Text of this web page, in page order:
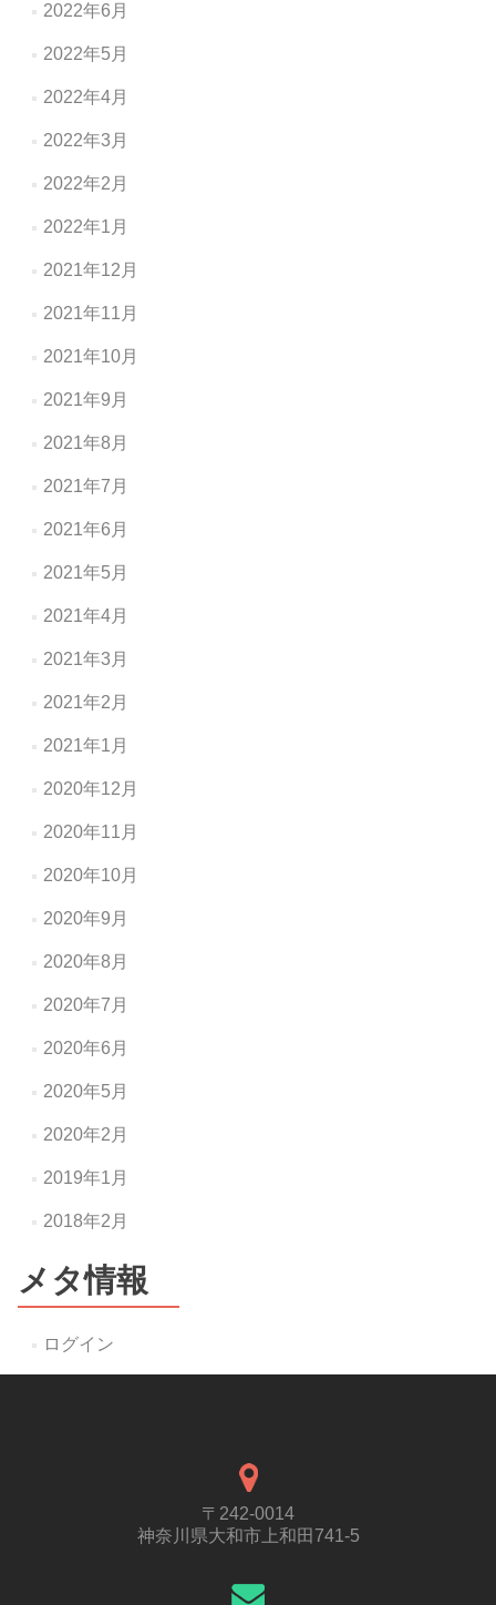
2022年6月
2022年5月
2022年4月
2022年3月
2022年2月
2022年1月
2021年12月
2021年11月
2021年10月
2021年9月
2021年8月
2021年7月
2021年6月
2021年5月
2021年4月
2021年3月
2021年2月
2021年1月
2020年12月
2020年11月
2020年10月
2020年9月
2020年8月
2020年7月
2020年6月
2020年5月
2020年2月
2019年1月
2018年2月
メタ情報
ログイン
〒242-0014
神奈川県大和市上和田741-5